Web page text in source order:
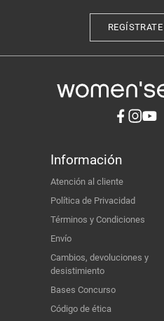
REGÍSTRATE
Información
Atención al cliente
Política de Privacidad
Términos y Condiciones
Envío
Cambios, devoluciones y
desistimiento
Bases Concurso
Código de ética